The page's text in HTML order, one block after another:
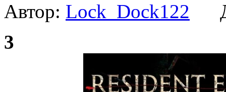
Автор: Lock_Dock122
3